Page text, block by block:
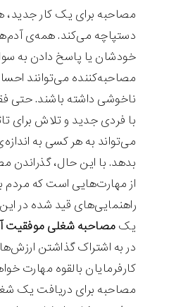
مصاحبه برای یک کار جدید،
دستپاچه می‌کند. همه‌ی
خودشان یا پاسخ دادن به
مصاحبه‌کننده می‌توانند
ناخوشی داشته باشند. حتی
با فردی جدید و تلاش برای
می‌تواند به هر کسی به
بدهد. با این حال، گذراندن
از مهارت‌هایی است که مردم
راهنمایی‌های قید شده در این
یک مصاحبه شغلی موفقیت
در به اشتراک گذاشتن
کارفرمایان بالقوه مهارت
مصاحبه برای دریافت یک